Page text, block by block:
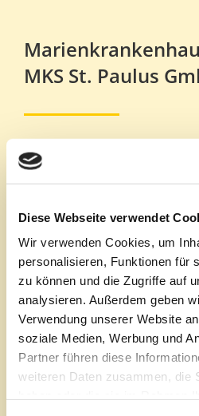
Diese Webseite verwendet
Wir verwenden Cookies, um
personalisieren, Funktionen für
zu können und die Zugriffe auf
analysieren. Außerdem geben
Verwendung unserer Website
soziale Medien, Werbung und
Partner führen diese
weiteren Daten zusammen, die
MKS St. Paulus
Goethestraße 19
58239 Schwerte
Telefon 0 23 04 – 109 – 0
E-Mail info@marien-kh.de
Schützenstraße 9
58239 Schwerte
Telefon 0 23 04 – 202 – 0
Telefax 0 23 04 – 202 – 109
E-Mail info@marien-kh.de